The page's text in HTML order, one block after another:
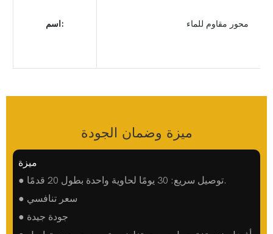
اسم: محور مقاوم للماء
ميزة وضمان الجودة
ميزة
● توصيل سريع: 30 يومًا لحاوية واحدة بطول 20 قدمًا.
● سعر تنافسي
● جودة جيدة